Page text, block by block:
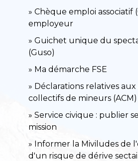
Chèque emploi associatif
employeur
Guichet unique du
(Guso)
Ma démarche FSE
Déclarations relatives aux
collectifs de mineurs (ACM)
Service civique : publier
mission
Informer la Miviludes de
d'un risque de dérive